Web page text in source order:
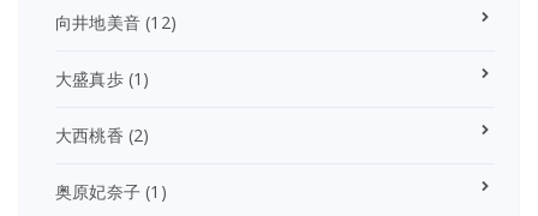
向井地美音 (12)
大盛真歩(1)
大西桃香 (2)
奥原妃奈子 (1)